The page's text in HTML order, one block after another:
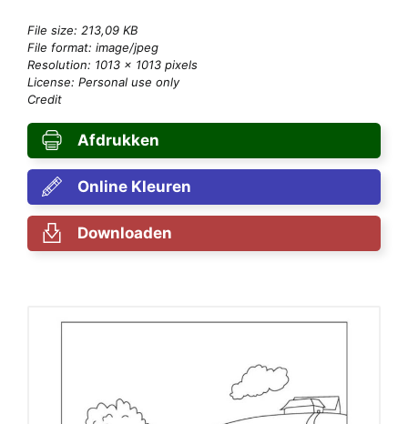
File size: 213,09 KB
File format: image/jpeg
Resolution: 1013 × 1013 pixels
License: Personal use only
Credit
Afdrukken
Online Kleuren
Downloaden